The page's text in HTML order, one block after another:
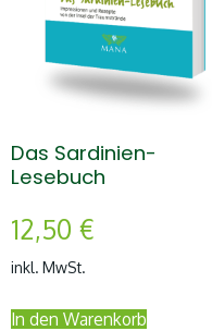
Das Sardinien-
Lesebuch
12,50 €
inkl. MwSt.
In den Warenkorb